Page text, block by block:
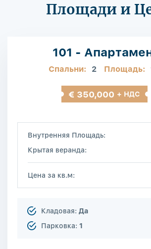
Площади и
101 -
Спальни: 2 Площадь:
€ 350,000 + НДС
Внутренняя Площадь:
Крытая веранда:
Цена за кв.м:
Кладовая: Да
Парковка: 1